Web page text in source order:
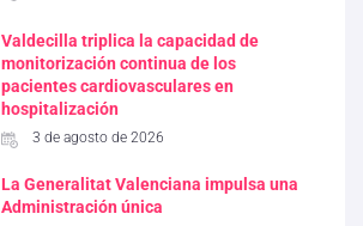
Valdecilla triplica la capacidad de
monitorización continua de los
pacientes cardiovasculares en
hospitalización
3 de agosto de 2026
La Generalitat Valenciana impulsa una
Administración única